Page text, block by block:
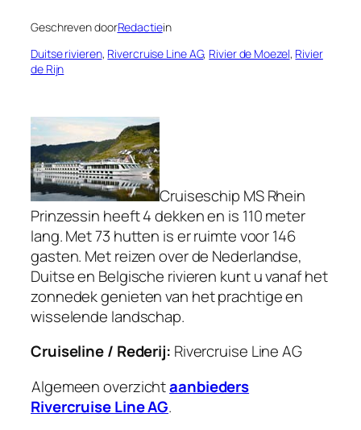
Geschreven doorRedactiein
Duitse rivieren, Rivercruise Line AG, Rivier de Moezel, Rivier
de Rijn
Cruiseschip MS Rhein
Prinzessin heeft 4 dekken en is 110 meter
lang. Met 73 hutten is er ruimte voor 146
gasten. Met reizen over de Nederlandse,
Duitse en Belgische rivieren kunt u vanaf het
zonnedek genieten van het prachtige en
wisselende landschap.
Cruiseline / Rederij: Rivercruise Line AG
Algemeen overzichtaanbieders
Rivercruise Line AG.